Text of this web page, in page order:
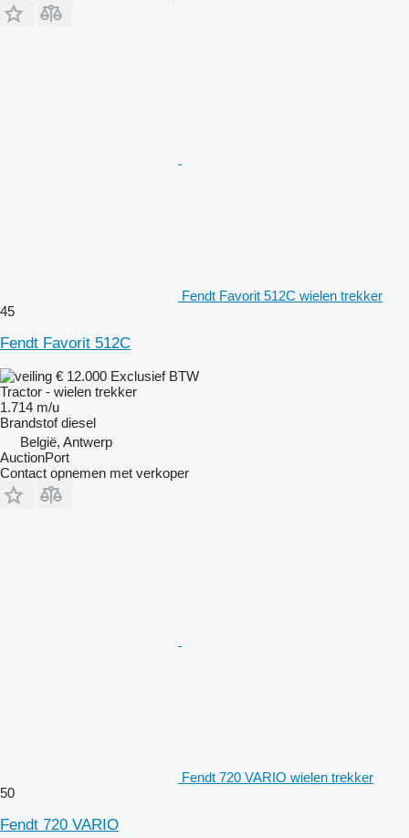
Fendt Favorit 512C wielen trekker
45
Fendt Favorit 512C
€ 12.000 Exclusief BTW
Tractor - wielen trekker
1.714 m/u
Brandstof diesel
België, Antwerp
AuctionPort
Contact opnemen met verkoper
Fendt 720 VARIO wielen trekker
50
Fendt 720 VARIO